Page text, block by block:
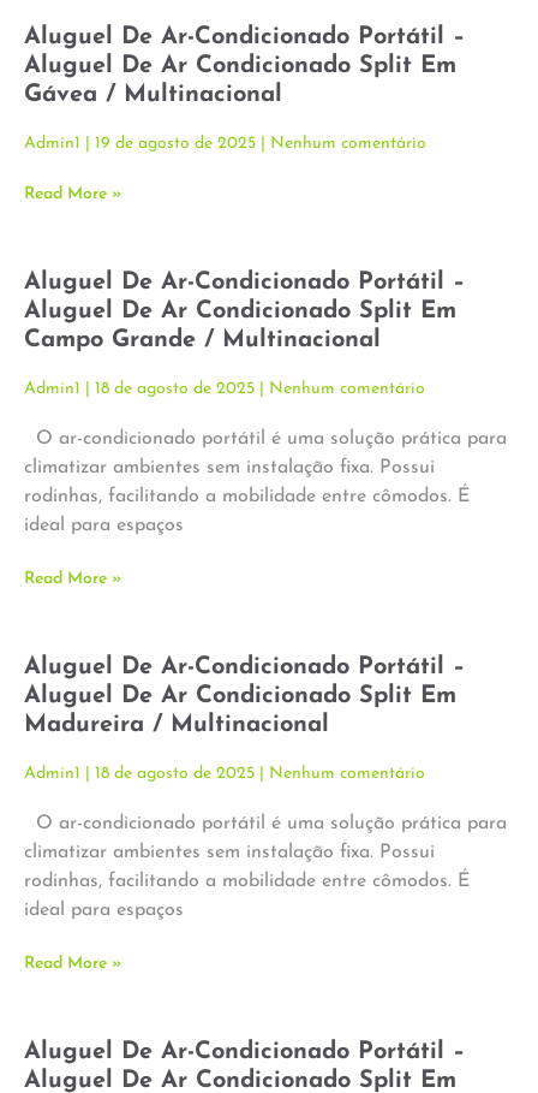
Aluguel De Ar-Condicionado Portátil –
Aluguel De Ar Condicionado Split Em
Gávea / Multinacional
Admin1 19 de agosto de 2025 Nenhum comentário
Read More »
Aluguel De Ar-Condicionado Portátil –
Aluguel De Ar Condicionado Split Em
Campo Grande / Multinacional
Admin1 18 de agosto de 2025 Nenhum comentário
O ar-condicionado portátil é uma solução prática para
climatizar ambientes sem instalação fixa. Possui
rodinhas, facilitando a mobilidade entre cômodos. É
ideal para espaços
Read More »
Aluguel De Ar-Condicionado Portátil –
Aluguel De Ar Condicionado Split Em
Madureira / Multinacional
Admin1 18 de agosto de 2025 Nenhum comentário
O ar-condicionado portátil é uma solução prática para
climatizar ambientes sem instalação fixa. Possui
rodinhas, facilitando a mobilidade entre cômodos. É
ideal para espaços
Read More »
Aluguel De Ar-Condicionado Portátil –
Aluguel De Ar Condicionado Split Em